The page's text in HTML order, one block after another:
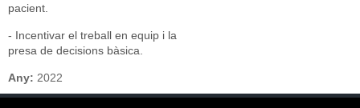
pacient.
- Incentivar el treball en equip i la
presa de decisions bàsica.
Any: 2022